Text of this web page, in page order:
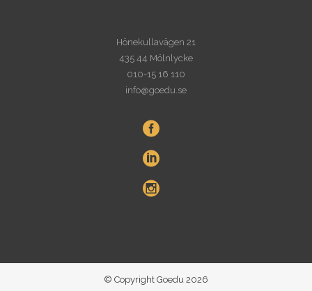
Hönekullavägen 21
435 44 Mölnlycke
010-15 16 110
info@goedu.se
© Copyright Goedu 2026